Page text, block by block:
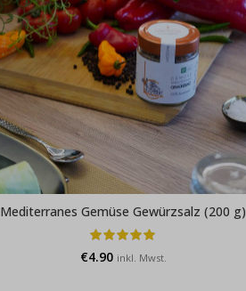
Mediterranes Gemüse Gewürzsalz (200 g)
€4.90 inkl. Mwst.